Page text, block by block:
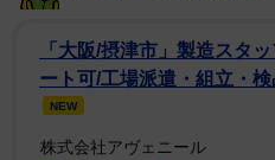
「大阪/摂津市」製造スタ
ート可/工場派遣・組立・
NEW
株式会社アヴェニール